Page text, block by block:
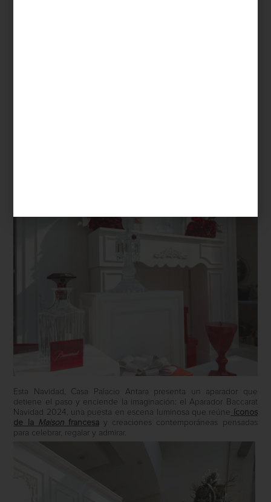
Esta Navidad, Casa Palacio Antara presenta un aparador que
detiene el paso y enciende la imaginación: el Aparador Baccarat
Navidad 2024, una puesta en escena luminosa que reúne íconos
de la Maisonfrancesay creaciones contemporáneas pensadas
para celebrar, regalar y admirar.